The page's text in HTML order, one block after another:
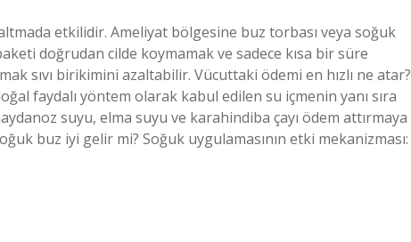
etkilidir. Ameliyat bölgesine buz torbası veya soğuk
doğrudan cilde koymamak ve sadece kısa bir süre
sıvı birikimini azaltabilir. Vücuttaki ödemi en hızlı ne atar?
faydalı yöntem olarak kabul edilen su içmenin yanı sıra
suyu, elma suyu ve karahindiba çayı ödem attırmaya
buz iyi gelir mi? Soğuk uygulamasının etki mekanizması: